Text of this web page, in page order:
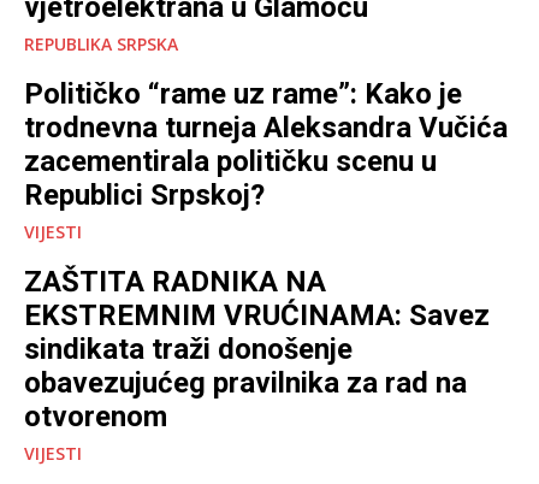
REPUBLIKA SRPSKA
Političko “rame uz rame”: Kako je
trodnevna turneja Aleksandra Vučića
zacementirala političku scenu u
Republici Srpskoj?
VIJESTI
ZAŠTITA RADNIKA NA
EKSTREMNIM VRUĆINAMA: Savez
sindikata traži donošenje
obavezujućeg pravilnika za rad na
otvorenom
VIJESTI